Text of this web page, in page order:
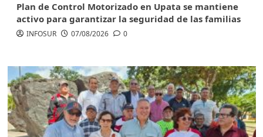
Plan de Control Motorizado en Upata se mantiene
activo para garantizar la seguridad de las familias
INFOSUR 07/08/2026 0